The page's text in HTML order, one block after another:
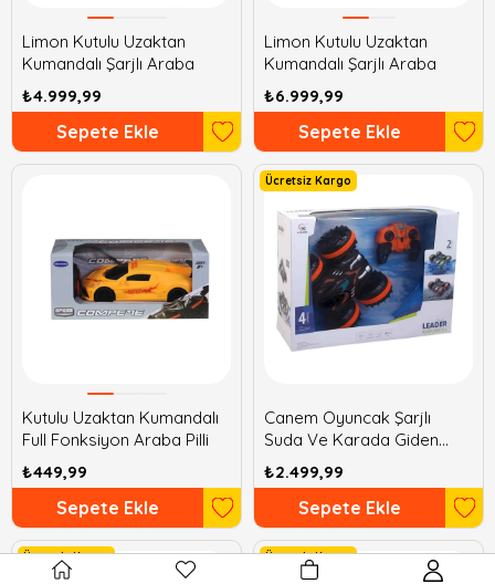
Limon Kutulu Uzaktan
Kumandalı Şarjlı Araba
₺4.999,99
Sepete Ekle
Limon Kutulu Uzaktan
Kumandalı Şarjlı Araba
₺6.999,99
Sepete Ekle
Kutulu Uzaktan Kumandalı
Full Fonksiyon Araba Pilli
₺449,99
Sepete Ekle
Canem Oyuncak Şarjlı
Suda Ve Karada Giden
Uzaktan Kumandalı Araba
₺2.499,99
Ücretsiz Kargo
Sepete Ekle
Ücretsiz Kargo Ücretsiz Kargo